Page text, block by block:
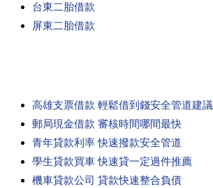
台東二胎借款
屏東二胎借款
高雄支票借款 輕鬆借到錢安全管道建議
郵局現金借款 審核時間哪間最快
青年貸款利率 快速撥款安全管道
學生貸款買車 快速貸一定過件推薦
機車貸款公司 貸款快速整合負債